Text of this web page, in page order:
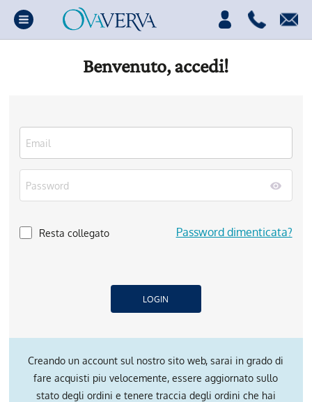
Benvenuto, accedi!
Resta collegato Password dimenticata?
Creando un account sul nostro sito web, sarai in grado di
fare acquisti piu velocemente, essere aggiornato sullo
stato degli ordini e tenere traccia degli ordini che hai